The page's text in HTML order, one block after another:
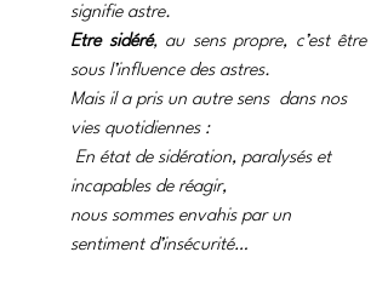
signifie astre.
Etre sidéré, au sens propre, c’est être
sous l’influence des astres.
Mais il a pris un autre sens  dans nos
vies quotidiennes :
incapables de réagir,
nous sommes envahis par un
sentiment d’insécurité…